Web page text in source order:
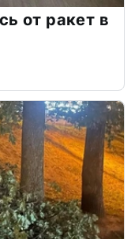
от ракет в